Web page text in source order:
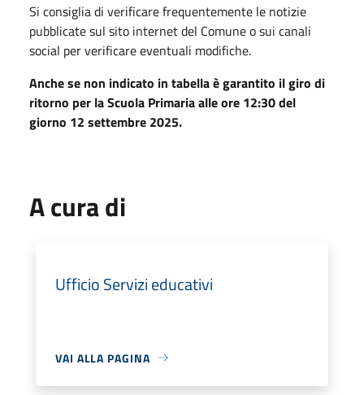
Si consiglia di verificare frequentemente le notizie
pubblicate sul sito internet del Comune o sui canali
social per verificare eventuali modifiche.
Anche se non indicato in tabella è garantito il giro di
ritorno per la Scuola Primaria alle ore 12:30 del
giorno 12 settembre 2025.
A cura di
Ufficio Servizi educativi
VAI ALLA PAGINA